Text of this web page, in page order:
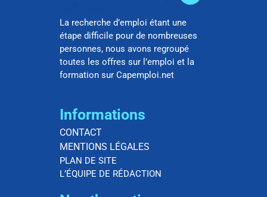
La recherche d’emploi étant une
étape difficile pour de nombreuses
personnes, nous avons regroupé
toutes les offres sur l’emploi et la
formation sur Capemploi.net
Informations
CONTACT
MENTIONS LÉGALES
PLAN DE SITE
L’ÉQUIPE DE RÉDACTION